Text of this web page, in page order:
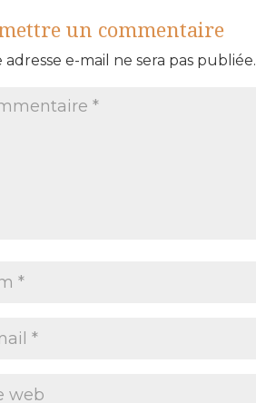
un commentaire
adresse e-mail ne sera pas publiée.